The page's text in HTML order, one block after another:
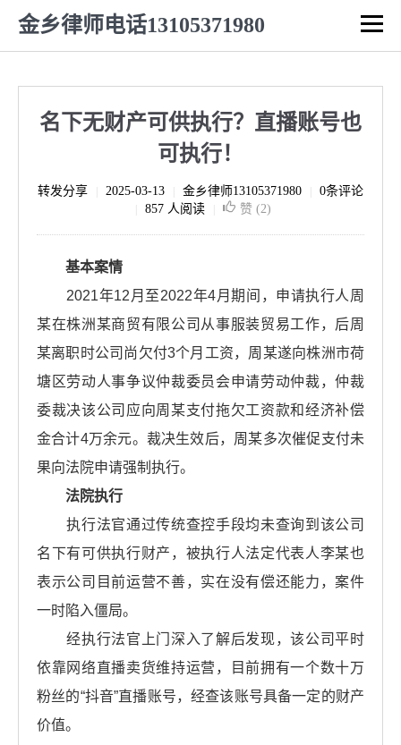
金乡律师电话13105371980
名下无财产可供执行？直播账号也
可执行！
转发分享 2025-03-13 金乡律师13105371980 0条评论
857 人阅读 赞 (2)
基本案情
2021年12月至2022年4月期间，申请执行人周
某在株洲某商贸有限公司从事服装贸易工作，后周
某离职时公司尚欠付3个月工资，周某遂向株洲市荷
塘区劳动人事争议仲裁委员会申请劳动仲裁，仲裁
委裁决该公司应向周某支付拖欠工资款和经济补偿
金合计4万余元。裁决生效后，周某多次催促支付未
果向法院申请强制执行。
法院执行
执行法官通过传统查控手段均未查询到该公司
名下有可供执行财产，被执行人法定代表人李某也
表示公司目前运营不善，实在没有偿还能力，案件
一时陷入僵局。
经执行法官上门深入了解后发现，该公司平时
依靠网络直播卖货维持运营，目前拥有一个数十万
粉丝的“抖音”直播账号，经查该账号具备一定的财产
价值。